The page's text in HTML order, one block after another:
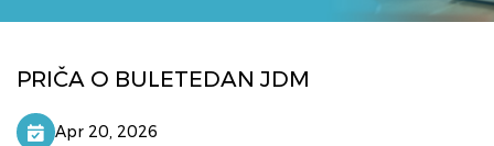
PRIČA O BULETEDAN JDM
Apr 20, 2026